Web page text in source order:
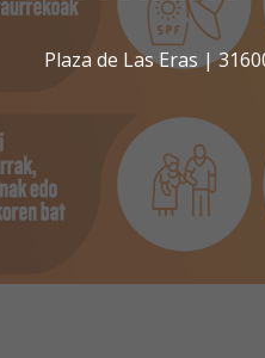
Plaza de Las Eras |